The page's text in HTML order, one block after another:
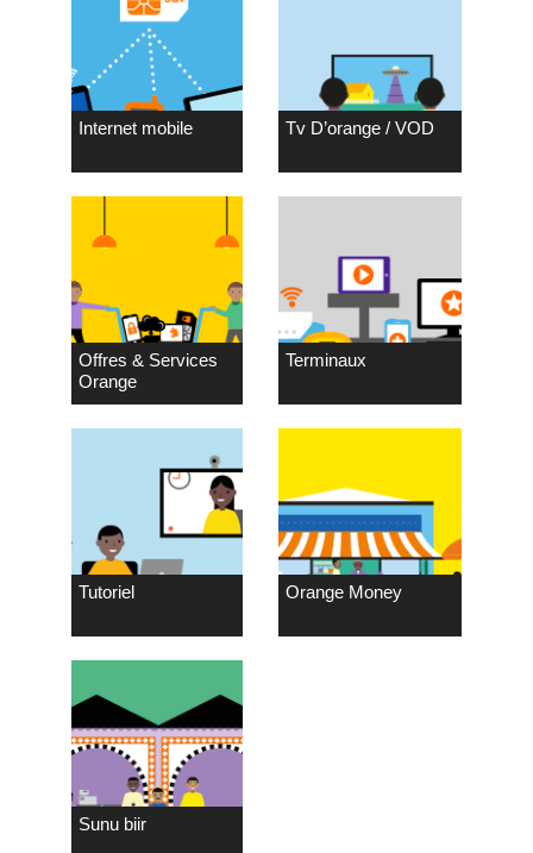
Internet mobile Tv D’orange / VOD
Offres & Services
Orange
Terminaux
Tutoriel Orange Money
Sunu biir